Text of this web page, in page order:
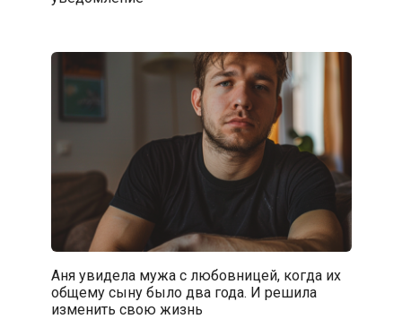
Аня увидела мужа с любовницей, когда их
общему сыну было два года. И решила
изменить свою жизнь